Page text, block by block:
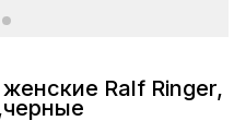
Ralf Ringer,